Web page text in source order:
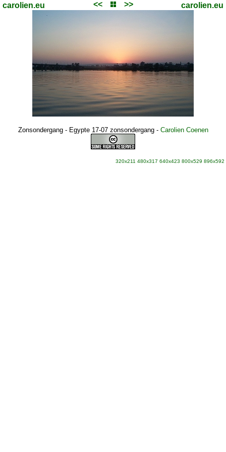
carolien.eu << >> carolien.eu
Zonsondergang - Egypte 17-07 zonsondergang- Carolien Coenen
320x211 480x317 640x423 800x529 896x592